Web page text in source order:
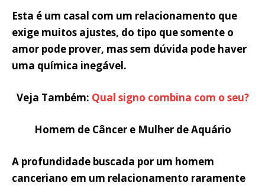
Esta é um casal com um relacionamento que
exige muitos ajustes, do tipo que somente o
amor pode prover, mas sem dúvida pode haver
uma química inegável.
Veja Também: Qual signo combina com o seu?
Homem de Câncer e Mulher de Aquário
A profundidade buscada por um homem
canceriano em um relacionamento raramente